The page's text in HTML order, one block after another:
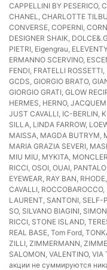
CAPPELLINI BY PESERICO,
CHANEL, CHARLOTTE
CONVERSE, COPERNI,
DESIGNER SHAIK,
PIETRI, Eigengrau,
ERMANNO SCERVINO,
FENDI, FRATELLI
GCDS, GIORGIO BRATO,
GIORGIO GRATI, GLOW
HERMES, HERNO,
JUST CAVALLI, IC-BERLIN,
SILLA, LINDA FARROW,
MAISSA, MAGDA BUTRYM,
MARIA GRAZIA SEVERI,
MIU MIU, MYKITA,
RICCI, OSOI, OUAI,
EYEWEAR, RAY BAN,
CAVALLI,
LAURENT, SANTONI, SELF-
SO, SILVANO BIAGINI,
RICCI, STONE ISLAND,
REAL BASE, Tom Ford,
ZILLI, ZIMMERMANN,
SALOMON, VALENTINO,
акции не суммируются